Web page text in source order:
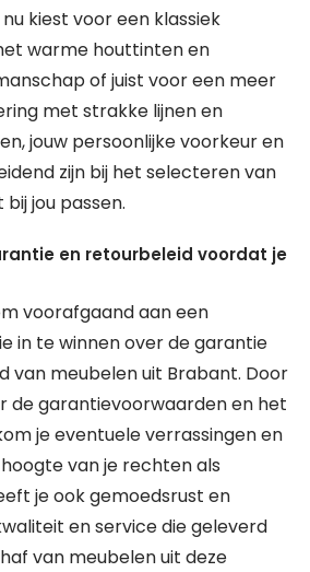
kiest voor een klassiek
warme houttinten en
of juist voor een meer
met strakke lijnen en
jouw persoonlijke voorkeur en
zijn bij het selecteren van
jou passen.
en retourbeleid voordat je
voorafgaand aan een
in te winnen over de garantie
van meubelen uit Brabant. Door
de garantievoorwaarden en het
je eventuele verrassingen en
van je rechten als
je ook gemoedsrust en
en service die geleverd
van meubelen uit deze